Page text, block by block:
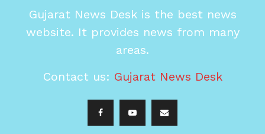
Gujarat News Desk is the best news
website. It provides news from many
areas.
Contact us: Gujarat News Desk